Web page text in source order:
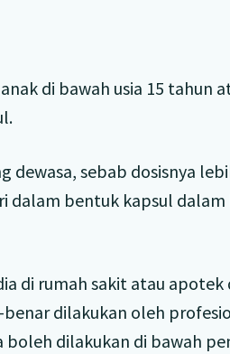
di bawah usia 15 tahun
dewasa, sebab dosisnya
dalam bentuk kapsul dalam
di rumah sakit atau
benar dilakukan oleh
dilakukan di bawah